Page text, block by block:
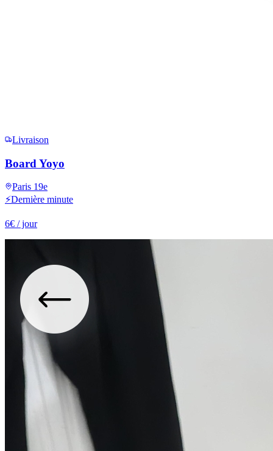
Livraison
Board Yoyo
Paris 19e
⚡Dernière minute
6€ / jour